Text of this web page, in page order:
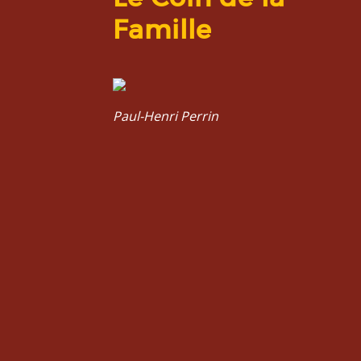
Famille
Paul-Henri Perrin